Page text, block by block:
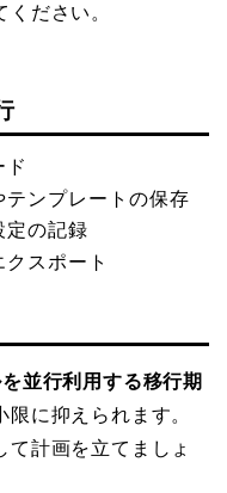
ださい。
ド
ンプレートの保存
定の記録
スポート
並行利用する移行期
に抑えられます。
て計画を立てましょ